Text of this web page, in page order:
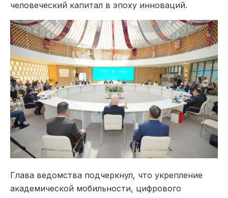
человеческий капитал в эпоху инноваций.
Глава ведомства подчеркнул, что укрепление
академической мобильности, цифрового